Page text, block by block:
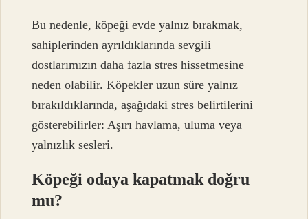
Bu nedenle, köpeği evde yalnız bırakmak,
sahiplerinden ayrıldıklarında sevgili
dostlarımızın daha fazla stres hissetmesine
neden olabilir. Köpekler uzun süre yalnız
bırakıldıklarında, aşağıdaki stres belirtilerini
gösterebilirler: Aşırı havlama, uluma veya
yalnızlık sesleri.
Köpeği odaya kapatmak doğru
mu?